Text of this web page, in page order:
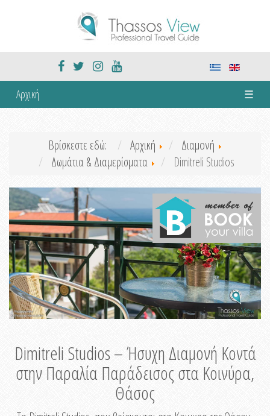
Αρχική ☰
Βρίσκεστε εδώ: Αρχική
Διαμονή
Δωμάτια & Διαμερίσματα
Dimitreli Studios
Dimitreli Studios – Ήσυχη Διαμονή Κοντά
στην Παραλία Παράδεισος στα Κοινύρα,
Θάσος